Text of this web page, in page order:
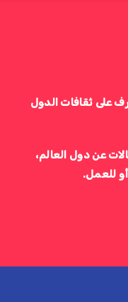
على ثقافات الدول
عن دول العالم،
للعمل.